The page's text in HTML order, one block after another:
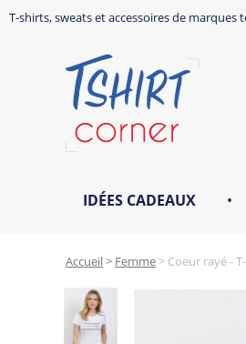
T-shirts, sweats et accessoires de marques
IDÉES CADEAUX •
Accueil> Femme > Coeur rayé -